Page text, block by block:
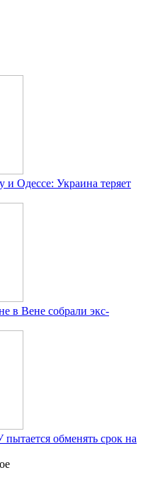
Одессе: Украина теряет
в Вене собрали экс-
обменять срок на